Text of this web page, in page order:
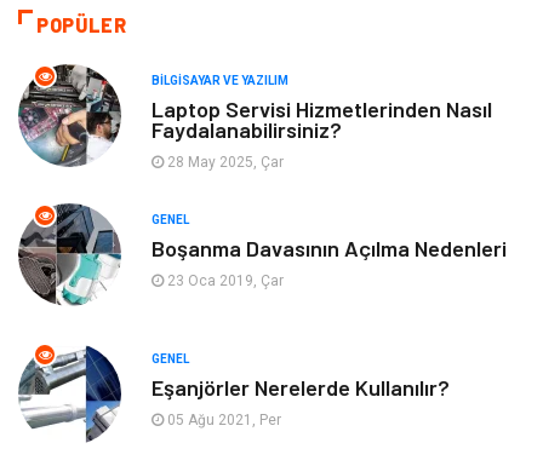
Hukuk
Giyim Turizm
Otomotiv Eğitim Kurumları
Yapı İnşaat
Emlak Maden ve Metal
Mobilya Hizmet
Endüstriyel Ürünler
POPÜLER
BILGISAYAR VE YAZILIM
Laptop Servisi Hizmetlerinden Nasıl
Faydalanabilirsiniz?
28 May 2025, Çar
GENEL
Boşanma Davasının Açılma Nedenleri
23 Oca 2019, Çar
GENEL
Eşanjörler Nerelerde Kullanılır?
05 Ağu 2021, Per